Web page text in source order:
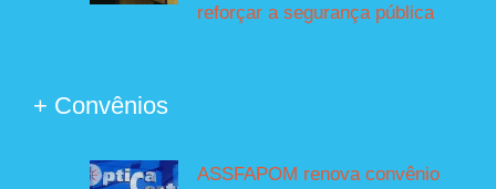
reforçar a segurança pública
+ Convênios
ASSFAPOM renova convênio